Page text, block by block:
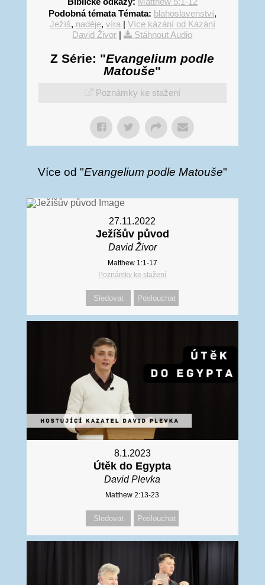
Podobná témata Témata: blahoslavenství,
Ježíš, naděje, víra | Více kázání od Kázání
David Živor | Stáhnout Audio
Z Série: "Evangelium podle
Matouše"
Poznámky ke stažení
Více od "Evangelium podle Matouše"
27.11.2022
Ježíšův původ
David Živor
Matthew 1:1-17
Poznámky ke stažení
Sledovat Poslouchat
8.1.2023
Útěk do Egypta
David Plevka
Matthew 2:13-23
Sledovat Poslouchat